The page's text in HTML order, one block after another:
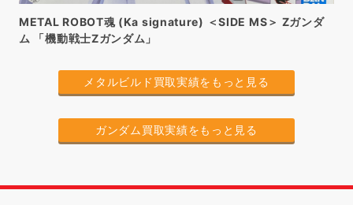
METAL ROBOT魂 (Ka signature) ＜SIDE MS＞ Ζガンダ
ム 「機動戦士Zガンダム」
メタルビルド買取実績をもっと見る
ガンダム買取実績をもっと見る